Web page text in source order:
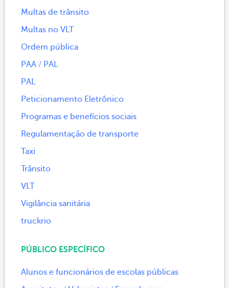
Multas de trânsito
Multas no VLT
Ordem pública
PAA / PAL
PAL
Peticionamento Eletrônico
Programas e benefícios sociais
Regulamentação de transporte
Taxi
Trânsito
VLT
Vigilância sanitária
truckrio
PÚBLICO ESPECÍFICO
Alunos e funcionários de escolas públicas